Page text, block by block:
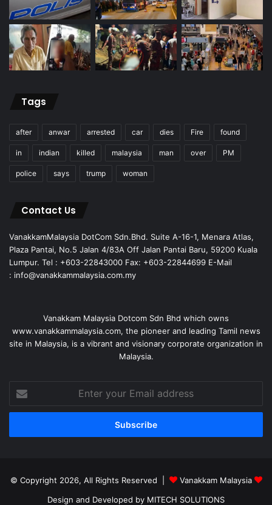
Tags
after anwar arrested car dies Fire found
in indian killed malaysia man over PM
police says trump woman
Contact Us
VanakkamMalaysia DotCom Sdn.Bhd. Suite A-16-1, Menara Atlas,
Plaza Pantai, No.5 Jalan 4/83A Off Jalan Pantai Baru, 59200 Kuala
Lumpur. Tel : +603-22843000 Fax: +603-22844699 E-Mail
: info@vanakkammalaysia.com.my
Vanakkam Malaysia Dotcom Sdn Bhd which owns
www.vanakkammalaysia.com, the pioneer and leading Tamil news
site in Malaysia, is a vibrant and visionary corporate organization in
Malaysia.
your
Email
© Copyright 2026, All Rights Reserved |
Vanakkam Malaysia
Design and Developed by MITECH SOLUTIONS